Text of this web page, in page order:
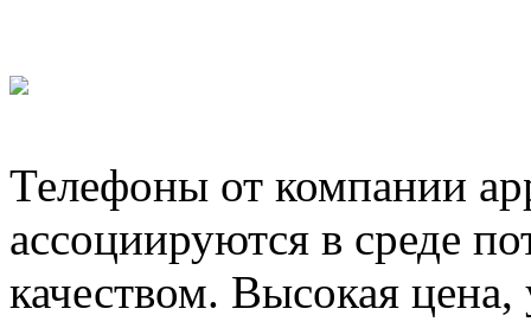
Телефоны от компании
ассоциируются в среде
качеством. Высокая цена,